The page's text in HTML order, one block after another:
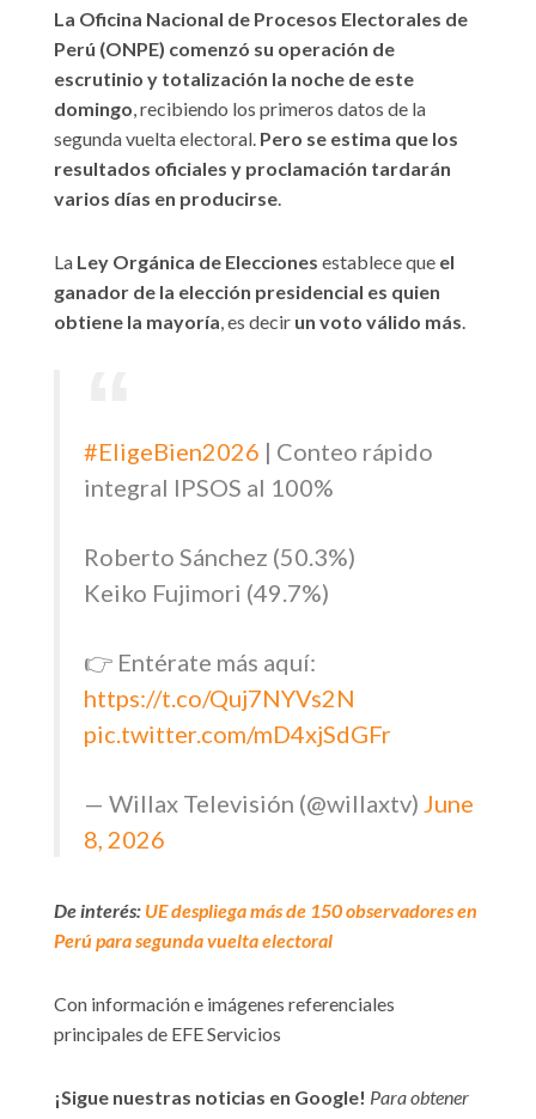
La Oficina Nacional de Procesos Electorales de
Perú (ONPE) comenzó su operación de
escrutinio y totalización la noche de este
domingo, recibiendo los primeros datos de la
segunda vuelta electoral. Pero se estima que los
resultados oficiales y proclamación tardarán
varios días en producirse.
La Ley Orgánica de Elecciones establece que el
ganador de la elección presidencial es quien
obtiene la mayoría, es decir un voto válido más.
#EligeBien2026 | Conteo rápido
integral IPSOS al 100%
Roberto Sánchez (50.3%)
Keiko Fujimori (49.7%)
👉 Entérate más aquí:
https://t.co/Quj7NYVs2N
pic.twitter.com/mD4xjSdGFr
— Willax Televisión (@willaxtv) June
8, 2026
De interés: UE despliega más de 150 observadores en
Perú para segunda vuelta electoral
Con información e imágenes referenciales
principales de EFE Servicios
¡Sigue nuestras noticias en Google! Para obtener